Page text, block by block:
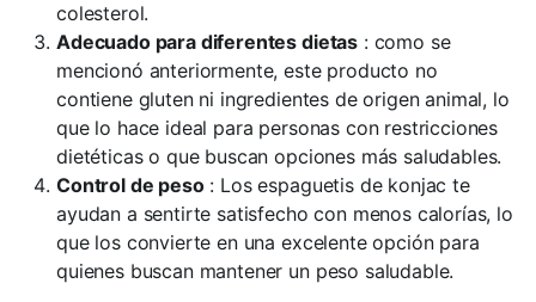
colesterol.
Adecuado para diferentes dietas : como se
mencionó anteriormente, este producto no
contiene gluten ni ingredientes de origen animal, lo
que lo hace ideal para personas con restricciones
dietéticas o que buscan opciones más saludables.
Control de peso: Los espaguetis de konjac te
ayudan a sentirte satisfecho con menos calorías, lo
que los convierte en una excelente opción para
quienes buscan mantener un peso saludable.